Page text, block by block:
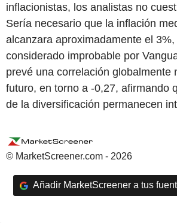
inflacionistas, los analistas no
Sería necesario que la inflación
alcanzara aproximadamente el
considerado improbable por
prevé una correlación globalmente
futuro, en torno a -0,27, afirmando
de la diversificación permanecen
© MarketScreener.com - 2026
Añadir MarketScreener a tus